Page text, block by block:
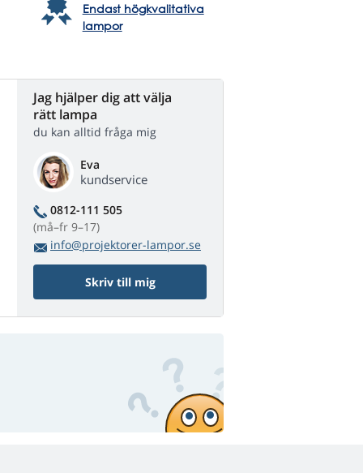
Endast högkvalitativa
lampor
Jag hjälper dig att välja
rätt lampa
du kan alltid fråga mig
Eva
kundservice
0812-111 505
(må–fr 9–17)
info@projektorer-lampor.se
Skriv till mig